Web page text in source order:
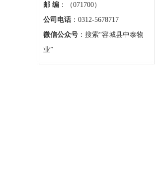
邮 编 ：（071700）
公司电话 ：0312-5678717
微信公众号 ：搜索“容城县中泰物
业”